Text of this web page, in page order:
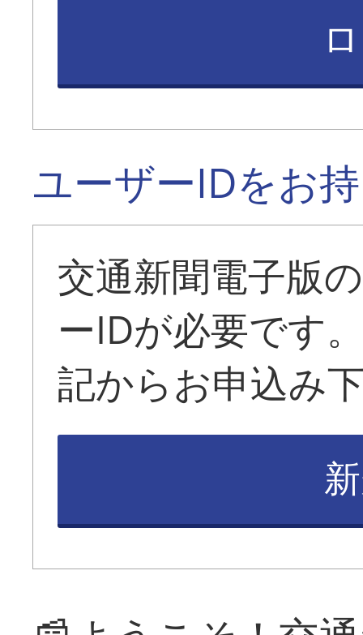
ユーザーIDをお
交通新聞電子版
ーIDが必要です
記からお申込み